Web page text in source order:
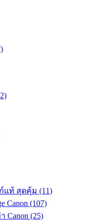
ก์แท้ สุดคุ้ม (11)
Canon (107)
Canon (25)